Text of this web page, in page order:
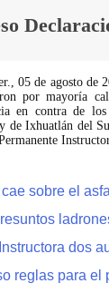
05 de agosto de
por mayoría
en contra de
de Ixhuatlán del
sobre el
dos
reglas para